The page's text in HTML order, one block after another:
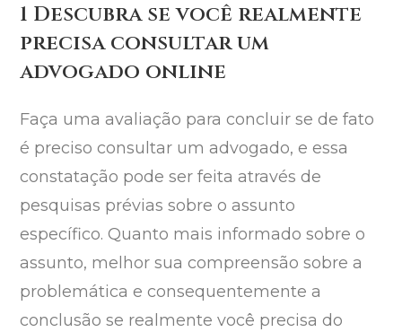
1 Descubra se você realmente
precisa consultar um
advogado online
Faça uma avaliação para concluir se de fato
é preciso consultar um advogado, e essa
constatação pode ser feita através de
pesquisas prévias sobre o assunto
específico. Quanto mais informado sobre o
assunto, melhor sua compreensão sobre a
problemática e consequentemente a
conclusão se realmente você precisa do